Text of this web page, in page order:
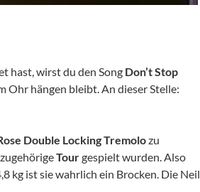
hast, wirst du den Song Don’t Stop
Ohr hängen bleibt. An dieser Stelle:
Double Locking Tremolozu
Tourgespielt wurden. Also
kg ist sie wahrlich ein Brocken. Die Neil